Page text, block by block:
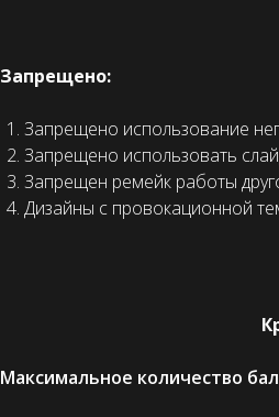
Запрещено:
Запрещено использование
Запрещено использовать
Запрещен ремейк работы
Дизайны с провокационной
Максимальное количество